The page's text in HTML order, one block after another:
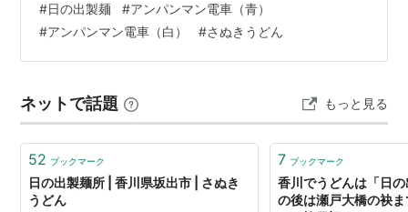
たのに、、、、我が町もそうですが、 高齢化をそうい所
にも感じます そして、、、 行きで会った青のアンパンマ
ン電車 イベントをやってた、ゆるキャラ 帰りにいた白の
＾； ３種類あるみたいで、赤のアンパンマン電車は会え
なかった ＊ 今日も裏…
#日の出製麺 #アンパンマン電車（青）
#アンパンマン電車（白） #さぬきうどん
ネットで話題 もっと見る
52 ブックマーク
日の出製麺所 | 香川県坂出市 | さぬき
うどん
7 ブックマーク
香川でうどんは「日
の後は瀬戸大橋の袂